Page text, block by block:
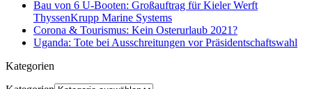
Bau von 6 U-Booten: Großauftrag für Kieler Werft
ThyssenKrupp Marine Systems
Corona & Tourismus: Kein Osterurlaub 2021?
Uganda: Tote bei Ausschreitungen vor Präsidentschaftswahl
Kategorien